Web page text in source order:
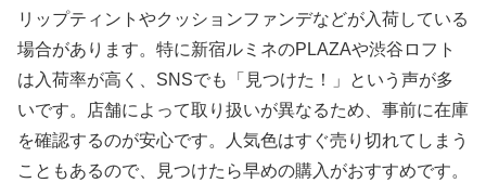
リップティントやクッションファンデなどが入荷している
場合があります。特に新宿ルミネのPLAZAや渋谷ロフト
は入荷率が高く、SNSでも「見つけた！」という声が多
いです。店舗によって取り扱いが異なるため、事前に在庫
を確認するのが安心です。人気色はすぐ売り切れてしまう
こともあるので、見つけたら早めの購入がおすすめです。